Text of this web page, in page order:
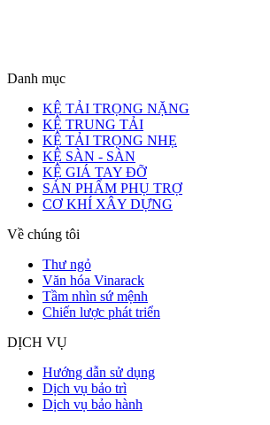
Danh mục
KỆ TẢI TRỌNG NẶNG
KỆ TRUNG TẢI
KỆ TẢI TRỌNG NHẸ
KỆ SÀN - SÀN
KỆ GIÁ TAY ĐỠ
SẢN PHẨM PHỤ TRỢ
CƠ KHÍ XÂY DỰNG
Về chúng tôi
Thư ngỏ
Văn hóa Vinarack
Tầm nhìn sứ mệnh
Chiến lược phát triển
DỊCH VỤ
Hướng dẫn sử dụng
Dịch vụ bảo trì
Dịch vụ bảo hành